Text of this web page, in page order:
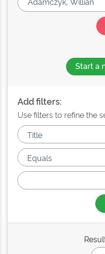
Start a
Add filters:
Use filters to refine the